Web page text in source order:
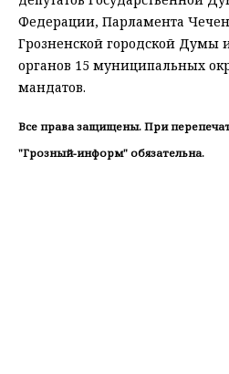
Федерации, Парламента
Грозненской городской Думы
органов 15 муниципальных
мандатов.
Все права защищены. При
"Грозный-информ" обязательна.